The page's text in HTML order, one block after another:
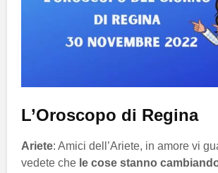
L’Oroscopo di Regina
Ariete: Amici dell’Ariete, in amore vi
vedete che le cose stanno